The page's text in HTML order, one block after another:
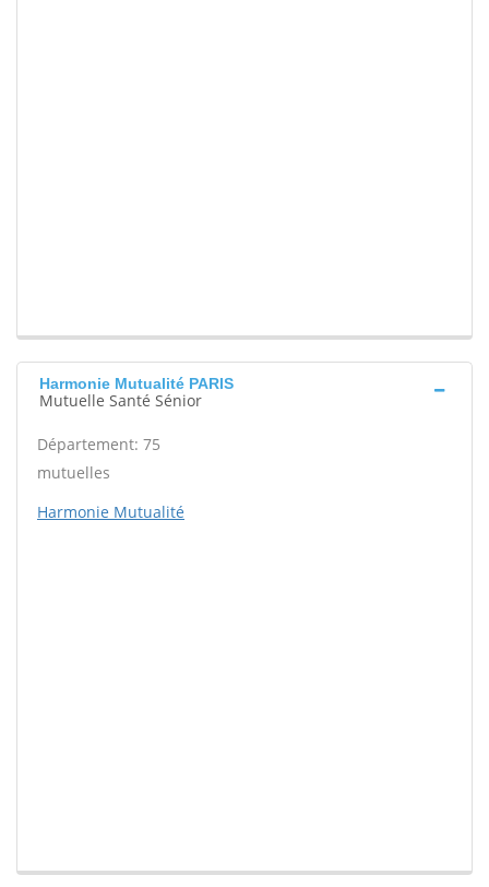
Harmonie Mutualité PARIS
Mutuelle Santé Sénior
Département: 75
mutuelles
Harmonie Mutualité